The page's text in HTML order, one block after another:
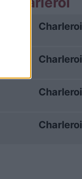
Charleroi
Charleroi
Charleroi
Charleroi